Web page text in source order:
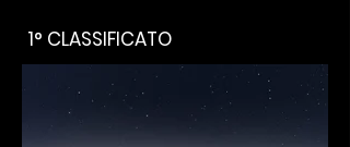
1° CLASSIFICATO